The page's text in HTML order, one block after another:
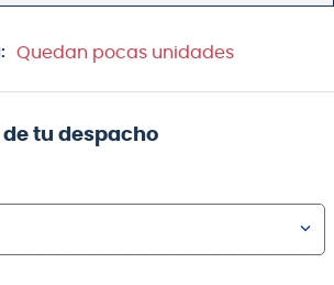
Quedan pocas unidades
tu despacho